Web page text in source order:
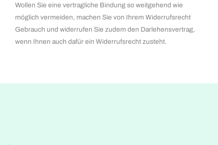
Wollen Sie eine vertragliche Bindung so weitgehend wie
möglich vermeiden, machen Sie von Ihrem Widerrufsrecht
Gebrauch und widerrufen Sie zudem den Darlehensvertrag,
wenn Ihnen auch dafür ein Widerrufsrecht zusteht.